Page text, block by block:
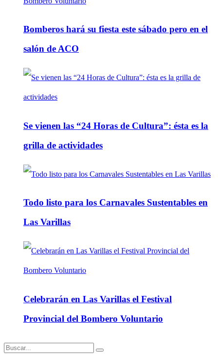
Bomberos hará su fiesta este sábado pero en el
salón de ACO
Se vienen las “24 Horas de Cultura”: ésta es la
grilla de actividades
Todo listo para los Carnavales Sustentables en
Las Varillas
Celebrarán en Las Varillas el Festival
Provincial del Bombero Voluntario